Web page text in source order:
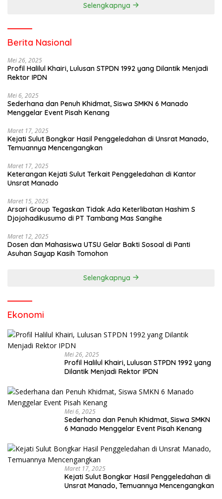
Selengkapnya
Berita Nasional
Mei 26, 2025
Profil Halilul Khairi, Lulusan STPDN 1992 yang Dilantik Menjadi
Rektor IPDN
Mei 6, 2025
Sederhana dan Penuh Khidmat, Siswa SMKN 6 Manado
Menggelar Event Pisah Kenang
Maret 17, 2025
Kejati Sulut Bongkar Hasil Penggeledahan di Unsrat Manado,
Temuannya Mencengangkan
Maret 17, 2025
Keterangan Kejati Sulut Terkait Penggeledahan di Kantor
Unsrat Manado
Maret 15, 2025
Arsari Group Tegaskan Tidak Ada Keterlibatan Hashim S
Djojohadikusumo di PT Tambang Mas Sangihe
Maret 12, 2025
Dosen dan Mahasiswa UTSU Gelar Bakti Sosoal di Panti
Asuhan Sayap Kasih Tomohon
Selengkapnya
Ekonomi
Mei 26, 2025
Profil Halilul Khairi, Lulusan STPDN 1992 yang
Dilantik Menjadi Rektor IPDN
Mei 6, 2025
Sederhana dan Penuh Khidmat, Siswa SMKN
6 Manado Menggelar Event Pisah Kenang
Maret 17, 2025
Kejati Sulut Bongkar Hasil Penggeledahan di
Unsrat Manado, Temuannya Mencengangkan